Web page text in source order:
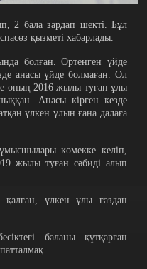
2 бала зардап шекті. Бұл
қызметі хабарлады.
болған. Өртенген үйде
анасы үйде болмаған. Ол
оның 2016 жылы туған ұлы
Анасы кірген кезде
үлкен ұлын ғана далаға
көмекке келіп,
жылы туған сәбиді алып
қалған, үлкен ұлы газдан
баланы құтқарған